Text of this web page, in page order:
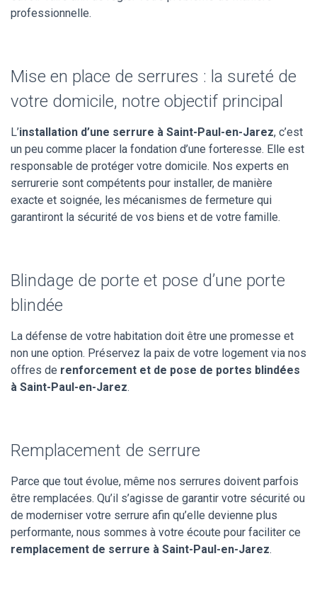
professionnelle.
Mise en place de serrures : la sureté de
votre domicile, notre objectif principal
L’installation d’une serrure à Saint-Paul-en-Jarez, c’est
un peu comme placer la fondation d’une forteresse. Elle est
responsable de protéger votre domicile. Nos experts en
serrurerie sont compétents pour installer, de manière
exacte et soignée, les mécanismes de fermeture qui
garantiront la sécurité de vos biens et de votre famille.
Blindage de porte et pose d’une porte
blindée
La défense de votre habitation doit être une promesse et
non une option. Préservez la paix de votre logement via nos
offres de renforcement et de pose de portes blindées
à Saint-Paul-en-Jarez.
Remplacement de serrure
Parce que tout évolue, même nos serrures doivent parfois
être remplacées. Qu’il s’agisse de garantir votre sécurité ou
de moderniser votre serrure afin qu’elle devienne plus
performante, nous sommes à votre écoute pour faciliter ce
remplacement de serrure à Saint-Paul-en-Jarez.